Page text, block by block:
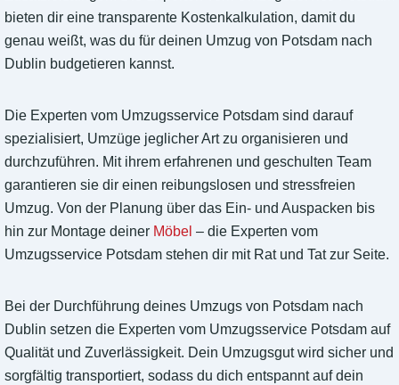
bieten dir eine transparente Kostenkalkulation, damit du
genau weißt, was du für deinen Umzug von Potsdam nach
Dublin budgetieren kannst.
Die Experten vom Umzugsservice Potsdam sind darauf
spezialisiert, Umzüge jeglicher Art zu organisieren und
durchzuführen. Mit ihrem erfahrenen und geschulten Team
garantieren sie dir einen reibungslosen und stressfreien
Umzug. Von der Planung über das Ein- und Auspacken bis
hin zur Montage deiner Möbel – die Experten vom
Umzugsservice Potsdam stehen dir mit Rat und Tat zur Seite.
Bei der Durchführung deines Umzugs von Potsdam nach
Dublin setzen die Experten vom Umzugsservice Potsdam auf
Qualität und Zuverlässigkeit. Dein Umzugsgut wird sicher und
sorgfältig transportiert, sodass du dich entspannt auf dein